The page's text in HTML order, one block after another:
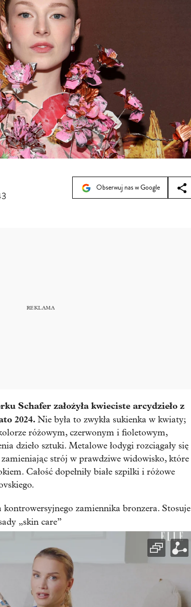
Obserwuj nas w Google
Schafer założyła kwieciste arcydzieło z
2024. Nie była to zwykła sukienka w kwiaty;
różowym, czerwonym i fioletowym,
dzieło sztuki. Metalowe łodygi rozciągały się
strój w prawdziwe widowisko, które
Całość dopełniły białe szpilki i różowe
zamiennika bronzera. Stosuje
„skin care”